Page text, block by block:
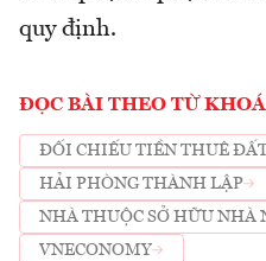
quy định.
ĐỌC BÀI THEO TỪ KHOÁ
ĐỐI CHIẾU TIỀN THUÊ
HẢI PHÒNG THÀNH LẬP
NHÀ THUỘC SỞ HỮU NHÀ
VNECONOMY